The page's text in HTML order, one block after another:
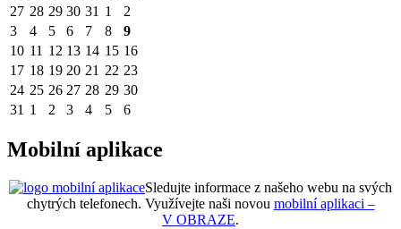
27 28 29 30 31 1
2
3
4 5 6 7 8
9
10 11 12 13 14 15 16
17 18 19 20 21 22 23
24 25 26 27 28 29 30
31 1 2 3 4 5 6
Mobilní aplikace
Sledujte informace z našeho webu na svých
chytrých telefonech. Využívejte naši novou mobilní aplikaci –
V OBRAZE.